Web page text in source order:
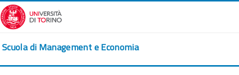
Vai al contenuto principale
Scuola di Management e Economia